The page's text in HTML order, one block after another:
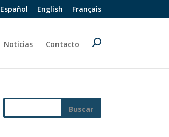
Español English Français
Noticias Contacto